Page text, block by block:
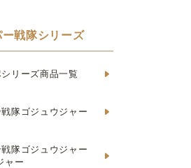
ー戦隊シリーズ
リーズ商品一覧
隊ゴジュウジャー
隊ゴジュウジャー
ャー